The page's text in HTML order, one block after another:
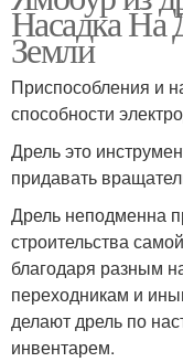
Насадка На
Земли
Приспособления и
способности
Дрель это
придавать
Дрель неподменна
строительства
благодаря разным
переходникам и
делают дрель по
инвентарем.